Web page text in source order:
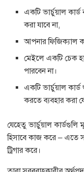
একটি ভার্চুয়াল
করা যাবে না,
আপনার ফিজিক্যাল
মেইলে একটি চেক
পারবেন না।
একটি ভার্চুয়াল কার্ড
করতে ব্যবহার করা
যেহেতু ভার্চুয়াল কার্ডগুলি
হিসাবে কাজ করে – এতে
ট্রিগার করে।